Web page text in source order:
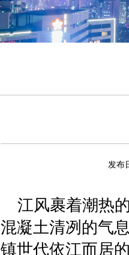
发布
江风裹着潮热
混凝土清冽的气
镇世代依江而居